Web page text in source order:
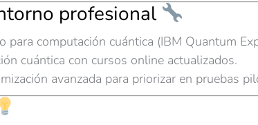
profesional
para computación cuántica (IBM Quantum
cuántica con cursos online actualizados.
avanzada para priorizar en pruebas